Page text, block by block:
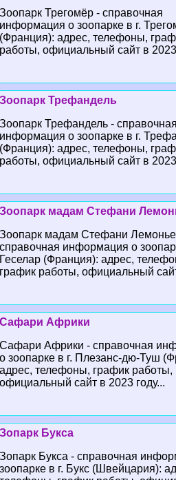
Зоопарк Трегомёр - справочная
информация о зоопарке в г.
(Франция): адрес, телефоны,
работы, официальный сайт в 2023
Зоопарк Трефандель
Зоопарк Трефандель - справочная
информация о зоопарке в г.
(Франция): адрес, телефоны,
работы, официальный сайт в 2023
Зоопарк мадам Стефани
Зоопарк мадам Стефани
справочная информация о
Геселар (Франция): адрес,
график работы, официальный
Сафари Африки
Сафари Африки - справочная
о зоопарке в г. Плезанс-дю-Туш
адрес, телефоны, график работы,
официальный сайт в 2023 году...
Зопарк Букса
Зопарк Букса - справочная
зоопарке в г. Букс (Швейцария):